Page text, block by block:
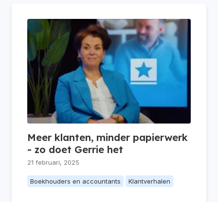
Meer klanten, minder papierwerk
- zo doet Gerrie het
21 februari, 2025
Boekhouders en accountants Klantverhalen